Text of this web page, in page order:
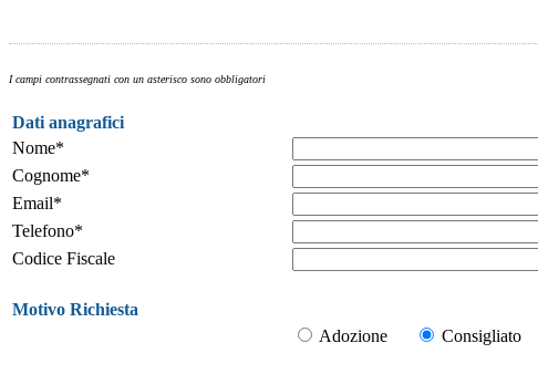
I campi contrassegnati con un asterisco sono obbligatori
Dati anagrafici
Nome*
Cognome*
Email*
Telefono*
Codice Fiscale
Motivo Richiesta
Adozione
Consigliato